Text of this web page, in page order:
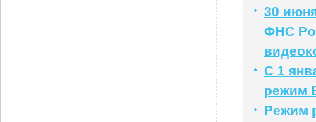
30
ФНС
С 1
режим
Режим